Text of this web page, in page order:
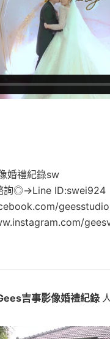
婚禮紀錄sw
詢◎→Line ID:swei924
geesstudio
吉事影像婚禮紀錄